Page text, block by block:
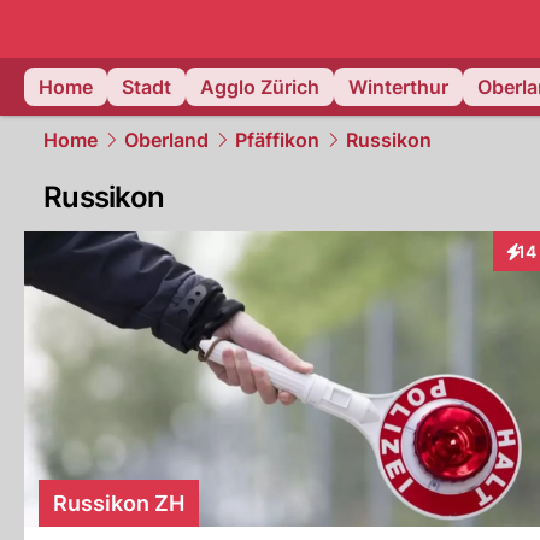
zurich.
Home
Stadt Agglo Zürich Winterthur
Home Oberland Pfäffikon Russikon
Russikon
14
Russikon ZH